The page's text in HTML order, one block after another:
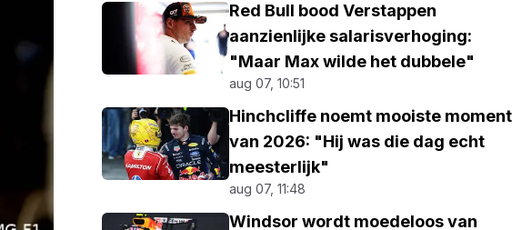
Red Bull bood Verstappen
aanzienlijke salarisverhoging:
"Maar Max wilde het dubbele"
aug 07, 10:51
Hinchcliffe noemt mooiste moment
van 2026: "Hij was die dag echt
meesterlijk"
aug 07, 11:48
Windsor wordt moedeloos van